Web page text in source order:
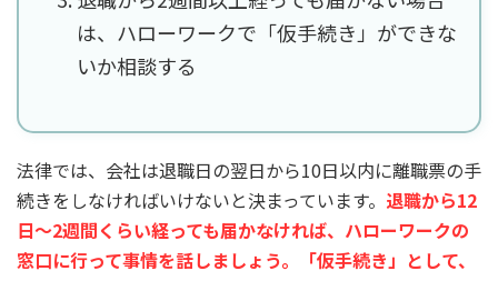
は、ハローワークで「仮手続き」ができな
いか相談する
法律では、会社は退職日の翌日から10日以内に離職票の手
続きをしなければいけないと決まっています。 退職から12
日～2週間くらい経っても届かなければ、ハローワークの
窓口に行って事情を話しましょう。「仮手続き」として、